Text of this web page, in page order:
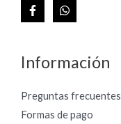
Información
Preguntas frecuentes
Formas de pago